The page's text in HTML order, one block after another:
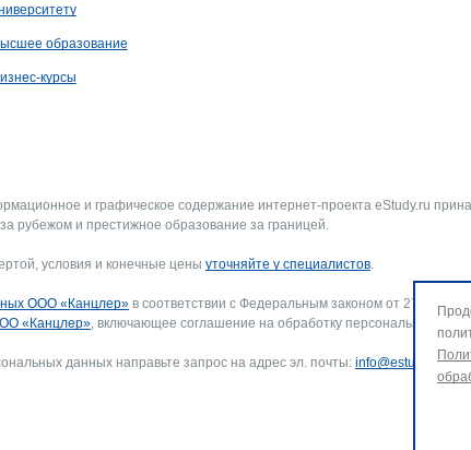
образование
курсы
и графическое содержание интернет-проекта eStudy.ru
рубежом и престижное образование за границей.
условия и конечные цены уточняйте у специалистов.
ООО «Канцлер» в соответствии с Федеральным законом от
«Канцлер», включающее соглашение на обработку персональных
данных направьте запрос на адрес эл. почты: info@estudy.ru.